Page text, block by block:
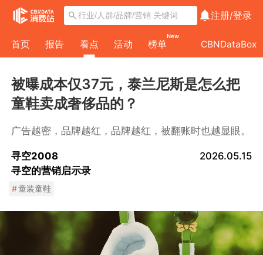
注册/登录
首页 报告 看点 活动 榜单
New
CBNDataBox
被曝成本仅37元，泰兰尼斯是怎么把
童鞋卖成奢侈品的？
广告越密，品牌越红，品牌越红，被翻账时也越显眼。
寻空2008
寻空的营销启示录
2026.05.15
#童装童鞋